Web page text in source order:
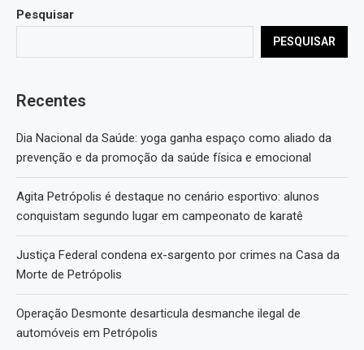
Pesquisar
PESQUISAR
Recentes
Dia Nacional da Saúde: yoga ganha espaço como aliado da
prevenção e da promoção da saúde física e emocional
Agita Petrópolis é destaque no cenário esportivo: alunos
conquistam segundo lugar em campeonato de karatê
Justiça Federal condena ex-sargento por crimes na Casa da
Morte de Petrópolis
Operação Desmonte desarticula desmanche ilegal de
automóveis em Petrópolis